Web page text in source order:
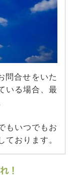
問合せをいた
いる場合、最
もいつでもお
ております。
！